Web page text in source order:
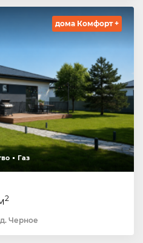
дома Комфорт +
Газ
2
Черное